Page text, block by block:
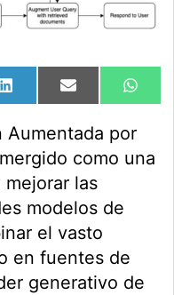
Compartir
en
LinkedInCompartir
en
Email
en
Aumentada por
como una
las
modelos de
el vasto
en fuentes de
generativo de